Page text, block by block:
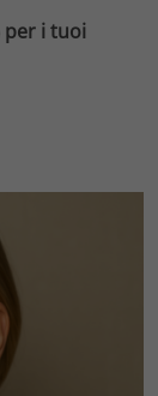
per i tuoi